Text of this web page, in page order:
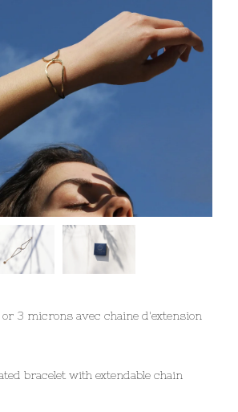
or 3 microns avec chaine d'extension
bracelet with extendable chain